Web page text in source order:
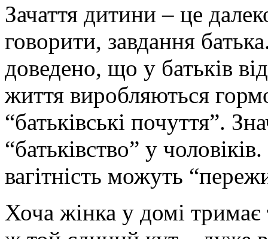
Зачаття дитини – це
говорити, завдання
доведено, що у батьків
життя виробляються
“батьківські почуття”.
“батьківство” у
вагітність можуть
Хоча жінка у домі